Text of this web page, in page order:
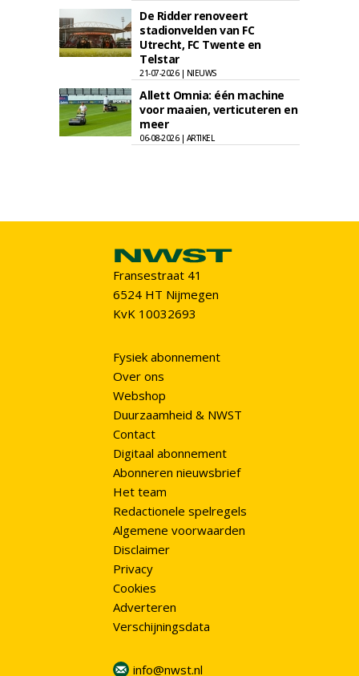
De Ridder renoveert
stadionvelden van FC
Utrecht, FC Twente en
Telstar
21-07-2026 | NIEUWS
Allett Omnia: één machine
voor maaien, verticuteren en
meer
06-08-2026 | ARTIKEL
Fransestraat 41
6524 HT Nijmegen
KvK 10032693
Fysiek abonnement
Over ons
Webshop
Duurzaamheid & NWST
Contact
Digitaal abonnement
Abonneren nieuwsbrief
Het team
Redactionele spelregels
Algemene voorwaarden
Disclaimer
Privacy
Cookies
Adverteren
Verschijningsdata
info@nwst.nl